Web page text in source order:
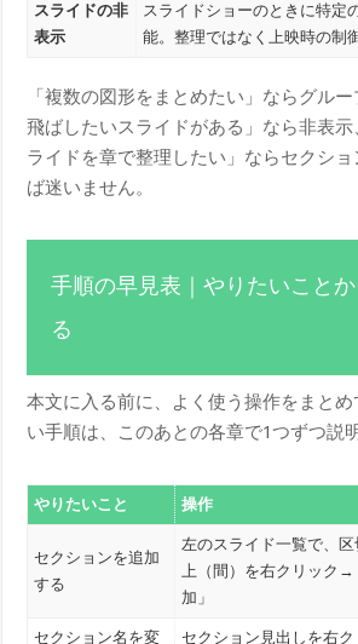
スライドの非
表示
スライドショーのときに特定
能。整理ではなく上映時の制
「複数の図形をまとめたい」ならグル
飛ばしたいスライドがある」なら非表
ライドを章で整理したい」ならセクシ
ば迷いません。
手順の早見表｜やりたいこと
る
本文に入る前に、よく使う操作をまと
い手順は、このあとの各章で1つずつ説
やりたいこと 操作
セクションを追加
する
左のスライド一覧で、
上（間）を右クリック
加」
セクション名を変
セクション見出しを右